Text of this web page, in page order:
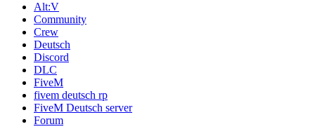
Alt:V
Community
Crew
Deutsch
Discord
DLC
FiveM
fivem deutsch rp
FiveM Deutsch server
Forum